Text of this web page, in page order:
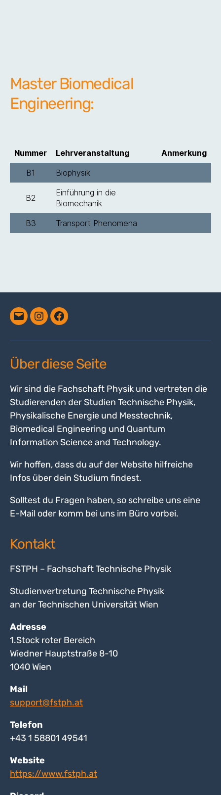
Master Biomedical
Engineering:
Nummer Lehrveranstaltung
Anmerkung
B1
Biophysik
B2
Einführung in die
Biomechanik
B3
Transport Phenomena
EmailInstagramFacebook
Über diese Seite
Wir sind die Fachschaft Physik und vertreten die
Studierenden der Studien Technische Physik,
Physikalische Energie und Messtechnik,
Biomedical Engineering und Quantum
Information Science and Technology.
Wir hoffen, dass du auf der Website hilfreiche
Infos über dein Studium findest.
Solltest du Fragen haben, so schreibe uns eine
E-Mail oder komm bei uns im Büro vorbei.
Kontakt
FSTPH – Fachschaft Technische Physik
Studienvertretung Technische Physik
an der Technischen Universität Wien
Adresse
1.Stock roter Bereich
Wiedner Hauptstraße 8-10
1040 Wien
Mail
support@fstph.at
Telefon
+43 1 58801 49541
Website
https://www.fstph.at